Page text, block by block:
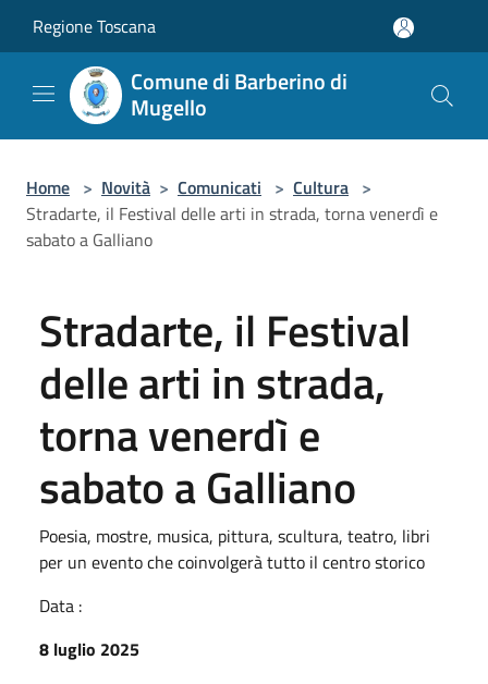
Regione Toscana
Comune di Barberino di
Mugello
Home > Novità > Comunicati > Cultura >
Stradarte, il Festival delle arti in strada, torna venerdì e
sabato a Galliano
Stradarte, il Festival
delle arti in strada,
torna venerdì e
sabato a Galliano
Poesia, mostre, musica, pittura, scultura, teatro, libri
per un evento che coinvolgerà tutto il centro storico
Data :
8 luglio 2025